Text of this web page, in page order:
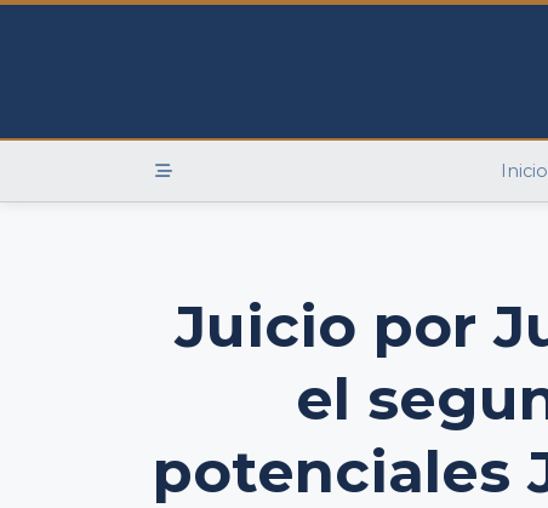
Skip
Inicio
Juicio por
el
potenciales